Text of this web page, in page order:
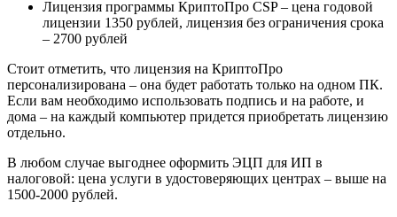
Лицензия программы КриптоПро CSP – цена годовой
лицензии 1350 рублей, лицензия без ограничения срока
– 2700 рублей
Стоит отметить, что лицензия на КриптоПро
персонализирована – она будет работать только на одном ПК.
Если вам необходимо использовать подпись и на работе, и
дома – на каждый компьютер придется приобретать лицензию
отдельно.
В любом случае выгоднее оформить ЭЦП для ИП в
налоговой: цена услуги в удостоверяющих центрах – выше на
1500-2000 рублей.